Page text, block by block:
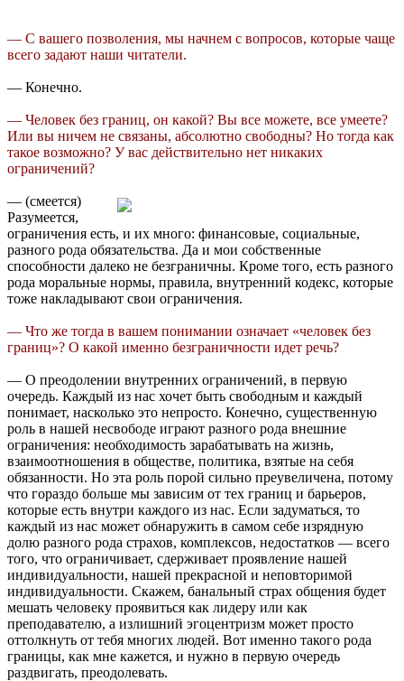
— С вашего позволения, мы начнем с вопросов, которые чаще
всего задают наши читатели.
— Конечно.
— Человек без границ, он какой? Вы все можете, все умеете?
Или вы ничем не связаны, абсолютно свободны? Но тогда как
такое возможно? У вас действительно нет никаких
ограничений?
— (смеется)
Разумеется,
ограничения есть, и их много: финансовые, социальные,
разного рода обязательства. Да и мои собственные
способности далеко не безграничны. Кроме того, есть разного
рода моральные нормы, правила, внутренний кодекс, которые
тоже накладывают свои ограничения.
— Что же тогда в вашем понимании означает «человек без
границ»? О какой именно безграничности идет речь?
— О преодолении внутренних ограничений, в первую
очередь. Каждый из нас хочет быть свободным и каждый
понимает, насколько это непросто. Конечно, существенную
роль в нашей несвободе играют разного рода внешние
ограничения: необходимость зарабатывать на жизнь,
взаимоотношения в обществе, политика, взятые на себя
обязанности. Но эта роль порой сильно преувеличена, потому
что гораздо больше мы зависим от тех границ и барьеров,
которые есть внутри каждого из нас. Если задуматься, то
каждый из нас может обнаружить в самом себе изрядную
долю разного рода страхов, комплексов, недостатков — всего
того, что ограничивает, сдерживает проявление нашей
индивидуальности, нашей прекрасной и неповторимой
индивидуальности. Скажем, банальный страх общения будет
мешать человеку проявиться как лидеру или как
преподавателю, а излишний эгоцентризм может просто
оттолкнуть от тебя многих людей. Вот именно такого рода
границы, как мне кажется, и нужно в первую очередь
раздвигать, преодолевать.